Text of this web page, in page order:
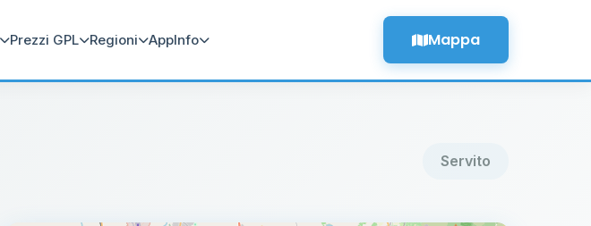
Prezzi GPL Regioni AppInfo Mappa
Servito